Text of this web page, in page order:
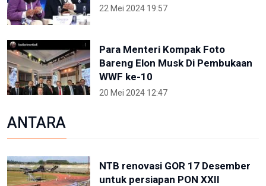
22 Mei 2024 19:57
Para Menteri Kompak Foto
Bareng Elon Musk Di Pembukaan
WWF ke-10
20 Mei 2024 12:47
ANTARA
NTB renovasi GOR 17 Desember
untuk persiapan PON XXII